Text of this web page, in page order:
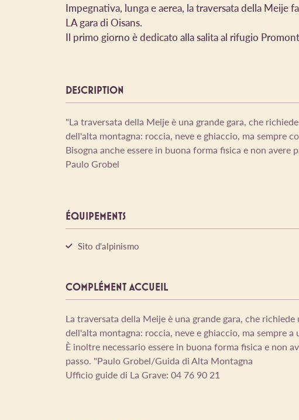
Impegnativa, lunga e aerea, la traversata della Meije
LA gara di Oisans.
Il primo giorno è dedicato alla salita al rifugio
DESCRIPTION
"La traversata della Meije è una grande gara, che
dell'alta montagna: roccia, neve e ghiaccio, ma sempre
Bisogna anche essere in buona forma fisica e non avere
Paulo Grobel
ÉQUIPEMENTS
Sito d'alpinismo
COMPLÉMENT ACCUEIL
La traversata della Meije è una grande gara, che
dell'alta montagna: roccia, neve e ghiaccio, ma sempre
È inoltre necessario essere in buona forma fisica e non
passo. "Paulo Grobel/Guida di Alta Montagna
Ufficio guide di La Grave: 04 76 90 21